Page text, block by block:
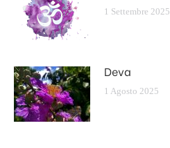
1 Settembre 2025
Deva
1 Agosto 2025